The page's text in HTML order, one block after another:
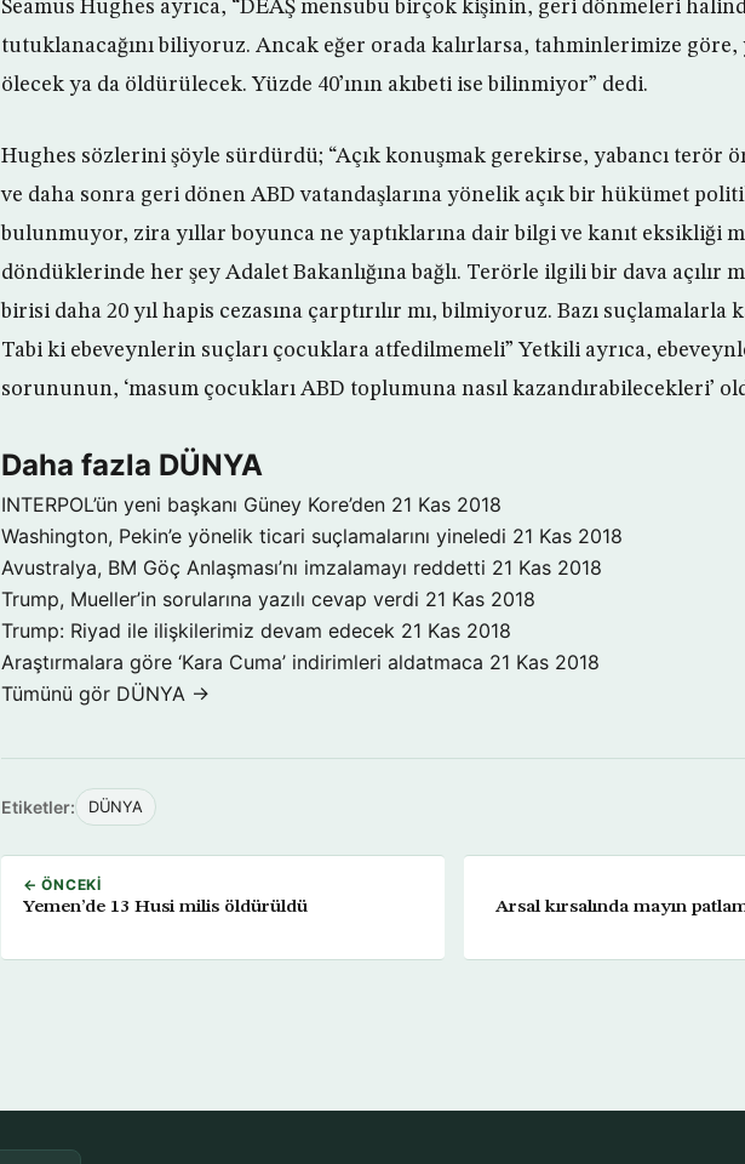
Seamus Hughes ayrıca, “DEAŞ mensubu birçok kişinin, geri dönmeleri
tutuklanacağını biliyoruz. Ancak eğer orada kalırlarsa, tahminlerimize göre,
ölecek ya da öldürülecek. Yüzde 40’ının akıbeti ise bilinmiyor” dedi.
Hughes sözlerini şöyle sürdürdü; “Açık konuşmak gerekirse, yabancı terör
ve daha sonra geri dönen ABD vatandaşlarına yönelik açık bir hükümet
bulunmuyor, zira yıllar boyunca ne yaptıklarına dair bilgi ve kanıt eksikliği
döndüklerinde her şey Adalet Bakanlığına bağlı. Terörle ilgili bir dava açılır
birisi daha 20 yıl hapis cezasına çarptırılır mı, bilmiyoruz. Bazı suçlamalarla
Tabi ki ebeveynlerin suçları çocuklara atfedilmemeli” Yetkili ayrıca,
sorununun, ‘masum çocukları ABD toplumuna nasıl kazandırabilecekleri’
Daha fazla DÜNYA
INTERPOL’ün yeni başkanı Güney Kore’den 21 Kas 2018
Washington, Pekin’e yönelik ticari suçlamalarını yineledi 21 Kas 2018
Avustralya, BM Göç Anlaşması’nı imzalamayı reddetti 21 Kas 2018
Trump, Mueller’in sorularına yazılı cevap verdi 21 Kas 2018
Trump: Riyad ile ilişkilerimiz devam edecek 21 Kas 2018
Araştırmalara göre ‘Kara Cuma’ indirimleri aldatmaca 21 Kas 2018
Tümünü gör DÜNYA →
Etiketler: DÜNYA
← ÖNCEKI
Yemen’de 13 Husi milis öldürüldü
Arsal kırsalında mayın